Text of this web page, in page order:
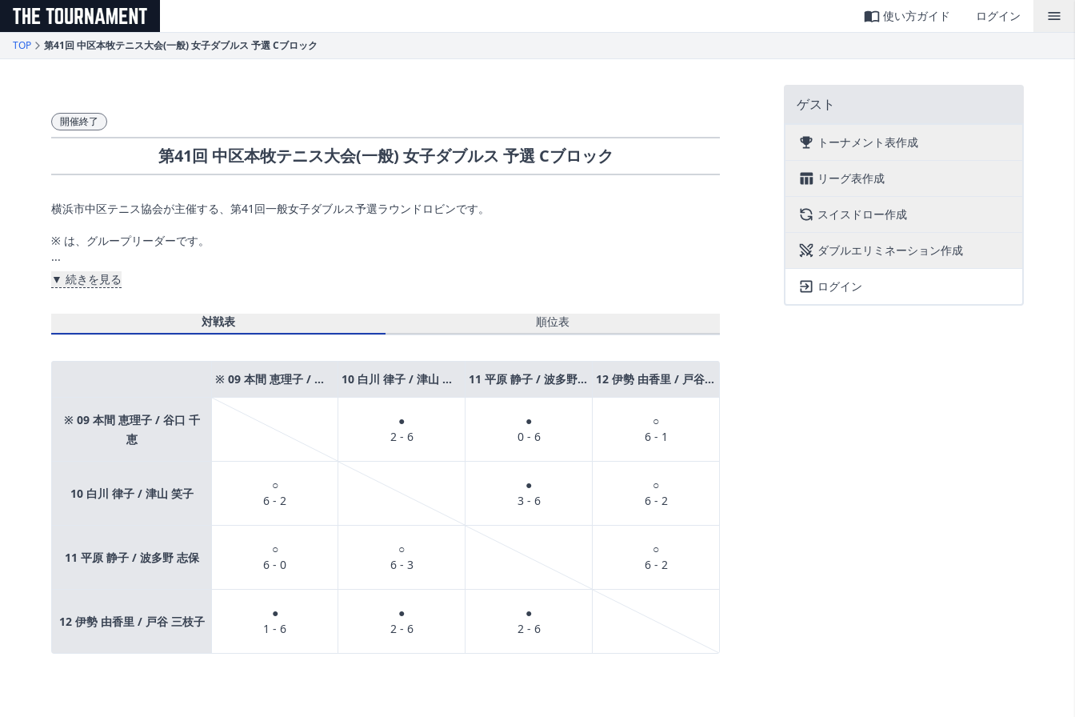
メインコンテンツへスキップ 使い方ガイド ログイン
TOP 第41回 中区本牧テニス大会(一般) 女子ダブルス 予選 Cブロック
開催終了
第41回 中区本牧テニス大会(一般) 女子ダブルス 予選 Cブロック
横浜市中区テニス協会が主催する、第41回一般女子ダブルス予選ラウンドロビンです。
※ は、グループリーダーです。
...
▼ 続きを見る
対戦表 順位表
※ 09 本間 恵理子 / 谷口 千恵 10 白川 律子 / 津山 笑子 11 平原 静子 / 波多野 志保 12 伊勢 由香里 / 戸谷 三枝子
※ 09 本間 恵理子 / 谷口 千
恵
●
2 - 6
●
0 - 6
○
6 - 1
10 白川 律子 / 津山 笑子
○
6 - 2
●
3 - 6
○
6 - 2
11 平原 静子 / 波多野 志保
○
6 - 0
○
6 - 3
○
6 - 2
12 伊勢 由香里 / 戸谷 三枝子
●
1 - 6
●
2 - 6
●
2 - 6
ゲスト
トーナメント表作成
リーグ表作成
スイスドロー作成
ダブルエリミネーション作成
ログイン